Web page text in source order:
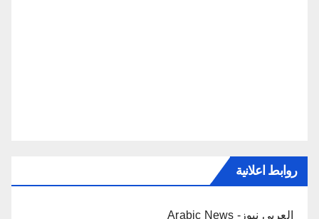
روابط اعلانية
العربي نيوز- Arabic News